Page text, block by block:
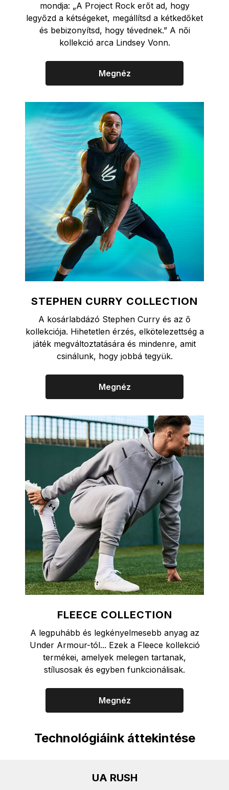
mondja: „A Project Rock erőt ad, hogy
legyőzd a kétségeket, megállítsd a kétkedőket
és bebizonyítsd, hogy tévednek.” A női
kollekció arca Lindsey Vonn.
Megnéz
STEPHEN CURRY COLLECTION
A kosárlabdázó Stephen Curry és az ő
kollekciója. Hihetetlen érzés, elkötelezettség a
játék megváltoztatására és mindenre, amit
csinálunk, hogy jobbá tegyük.
Megnéz
FLEECE COLLECTION
A legpuhább és legkényelmesebb anyag az
Under Armour-tól... Ezek a Fleece kollekció
termékei, amelyek melegen tartanak,
stílusosak és egyben funkcionálisak.
Megnéz
Technológiáink áttekintése
UA RUSH